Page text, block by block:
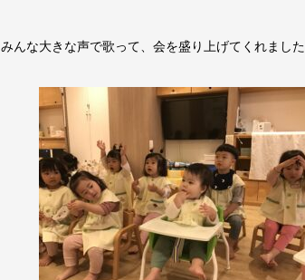
みんな大きな声で歌って、会を盛り上げてくれました